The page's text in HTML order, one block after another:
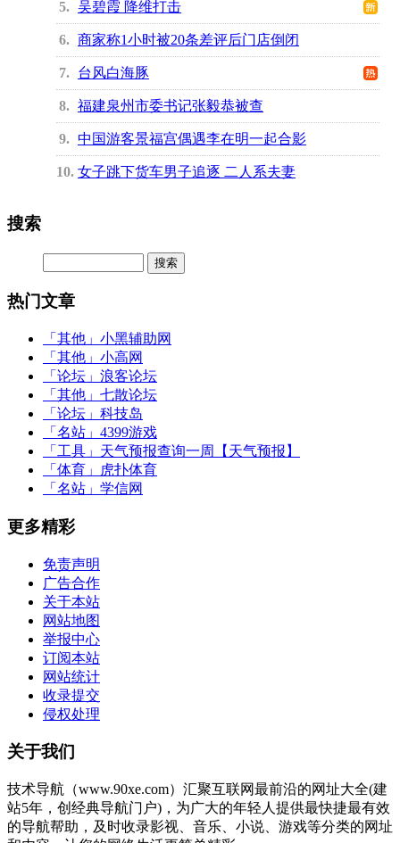
5 吴碧霞 降维打击
6 商家称1小时被20条差评后门店倒闭
7 台风白海豚
8 福建泉州市委书记张毅恭被查
9 中国游客景福宫偶遇李在明一起合影
10 女子跳下货车男子追逐 二人系夫妻
搜索
热门文章
「其他」 小黑辅助网
「其他」 小高网
「论坛」 浪客论坛
「其他」 七散论坛
「论坛」 科技岛
「名站」 4399游戏
「工具」 天气预报查询一周【天气预报】
「体育」
虎扑体育
「名站」 学信网
更多精彩
免责声明
广告合作
关于本站
网站地图
举报中心
订阅本站
网站统计
收录提交
侵权处理
关于我们
技术导航（www.90xe.com）汇聚互联网最前沿的网址大全(建
站5年，创经典导航门户)，为广大的年轻人提供最快捷最有效
的导航帮助，及时收录影视、音乐、小说、游戏等分类的网址